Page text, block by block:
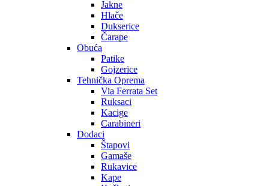
Jakne
Hlače
Dukserice
Čarape
Obuća
Patike
Gojzerice
Tehnička Oprema
Via Ferrata Set
Ruksaci
Kacige
Carabineri
Dodaci
Štapovi
Gamaše
Rukavice
Kape